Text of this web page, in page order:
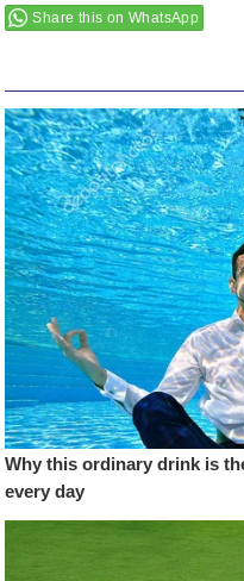
Share this on WhatsApp